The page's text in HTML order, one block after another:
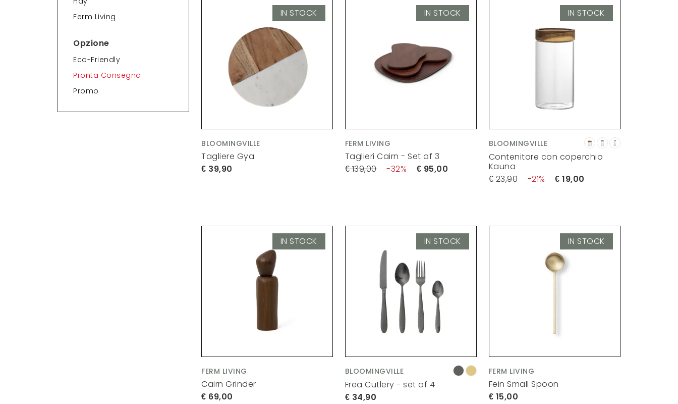
Ferm Living
Opzione
Eco-Friendly
Pronta Consegna
Promo
BLOOMINGVILLE
Tagliere Gya
39,90
IN STOCK
FERM LIVING
Taglieri Cairn - Set of 3
139,00
32 95,00
IN STOCK
BLOOMINGVILLE
Contenitore con coperchio
Kauna
23,90
21 19,00
IN STOCK
FERM LIVING
Cairn Grinder
69,00
IN STOCK
BLOOMINGVILLE
Frea Cutlery - set of 4
34,90
IN STOCK
FERM LIVING
Fein Small Spoon
15,00
IN STOCK